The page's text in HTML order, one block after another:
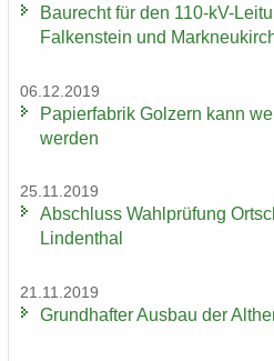
Bau­recht für den 110-​kV-
Fal­ken­stein und
06.12.2019
Pa­pier­fa­brik Golz­ern kann
wer­den
25.11.2019
Ab­schluss Wahl­prü­fung
Lindenthal
21.11.2019
Grund­haf­ter Aus­bau der